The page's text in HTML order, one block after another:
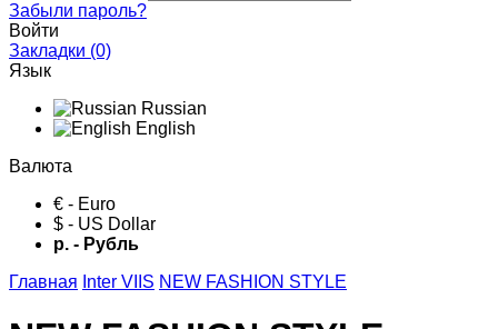
Забыли пароль?
Войти
Закладки (0)
Язык
Russian
English
Валюта
€ - Euro
$ - US Dollar
р. - Рубль
Главная Inter VIIS NEW FASHION STYLE